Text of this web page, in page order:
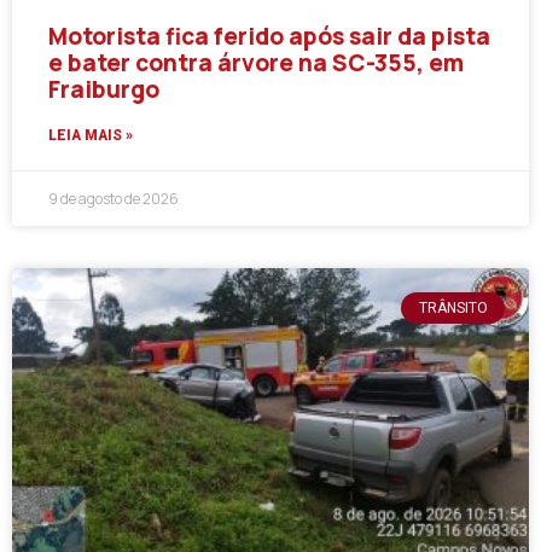
Motorista fica ferido após sair da pista
e bater contra árvore na SC-355, em
Fraiburgo
LEIA MAIS »
9 de agosto de 2026
TRÂNSITO